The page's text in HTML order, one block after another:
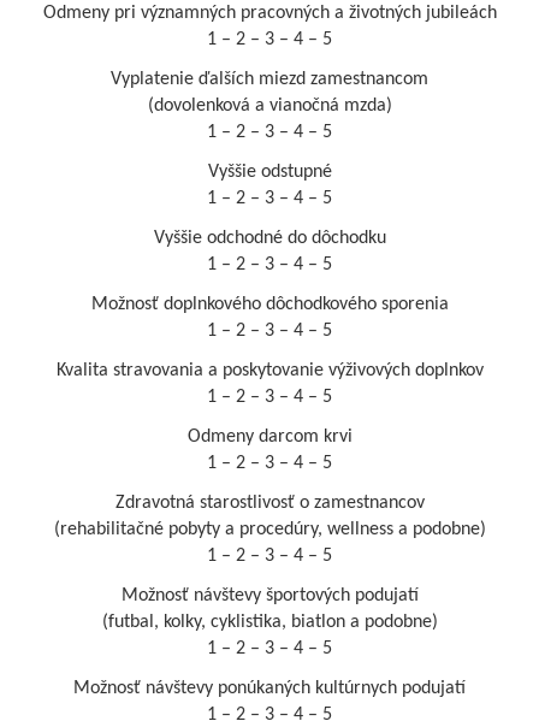
Odmeny pri významných pracovných a životných jubileách
1 – 2 – 3 – 4 – 5
Vyplatenie ďalších miezd zamestnancom
(dovolenková a vianočná mzda)
1 – 2 – 3 – 4 – 5
Vyššie odstupné
1 – 2 – 3 – 4 – 5
Vyššie odchodné do dôchodku
1 – 2 – 3 – 4 – 5
Možnosť doplnkového dôchodkového sporenia
1 – 2 – 3 – 4 – 5
Kvalita stravovania a poskytovanie výživových doplnkov
1 – 2 – 3 – 4 – 5
Odmeny darcom krvi
1 – 2 – 3 – 4 – 5
Zdravotná starostlivosť o zamestnancov
(rehabilitačné pobyty a procedúry, wellness a podobne)
1 – 2 – 3 – 4 – 5
Možnosť návštevy športových podujatí
(futbal, kolky, cyklistika, biatlon a podobne)
1 – 2 – 3 – 4 – 5
Možnosť návštevy ponúkaných kultúrnych podujatí
1 – 2 – 3 – 4 – 5